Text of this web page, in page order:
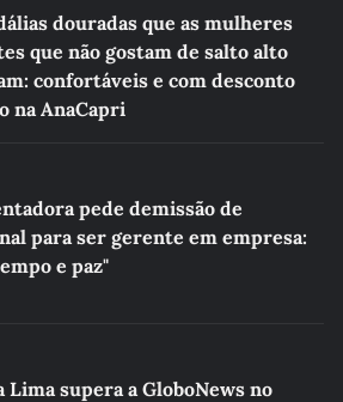
douradas que as mulheres
que não gostam de salto alto
confortáveis e com desconto
na AnaCapri
pede demissão de
para ser gerente em empresa:
e paz"
Lima supera a GloboNews no